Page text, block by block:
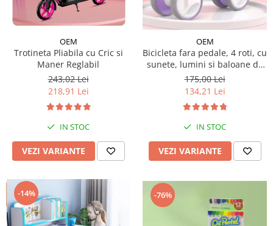
Micul explorator
Pictura, modelaj si accesorii
Tarcuri si corturi
Tarc joaca copii
Tarc joaca bebe
Tarc joaca cu bile
Corturi copii
OEM
Trotineta Pliabila cu Cric si
Maner Reglabil
243,02 Lei
218,91 Lei
IN STOC
VEZI VARIANTE
OEM
Bicicleta fara pedale, 4 roti, cu
sunete, lumini si baloane de
sapun
175,00 Lei
134,21 Lei
IN STOC
VEZI VARIANTE
-14% -76%